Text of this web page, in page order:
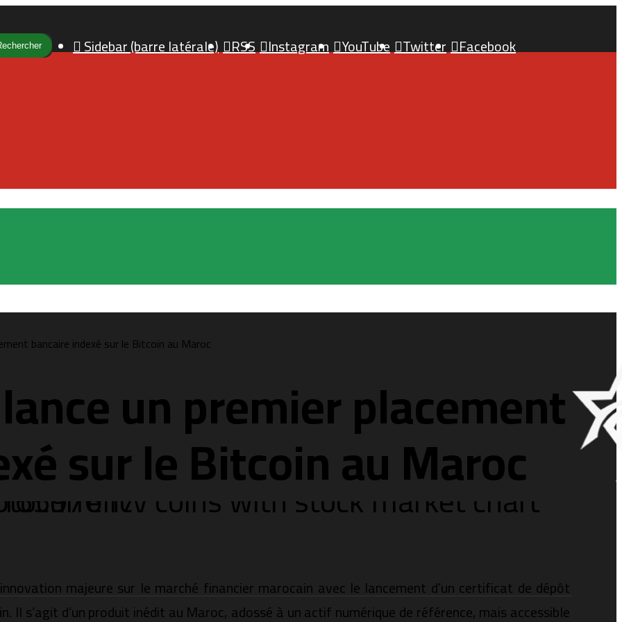
Sidebar (barre latérale) RSS Instagram YouTube Twitter Facebook
bancaire indexé sur le Bitcoin au Maroc
un premier placement
sur le Bitcoin au Maroc
majeure sur le marché financier marocain avec le lancement d’un certificat de dépôt
Il s’agit d’un produit inédit au Maroc, adossé à un actif numérique de référence, mais accessible